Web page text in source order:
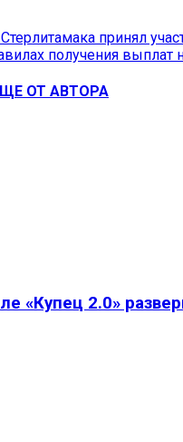
принял
получения выплат
ОТ АВТОРА
«Купец 2.0»